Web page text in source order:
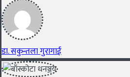
डा. सकुन्तला गुरागाई